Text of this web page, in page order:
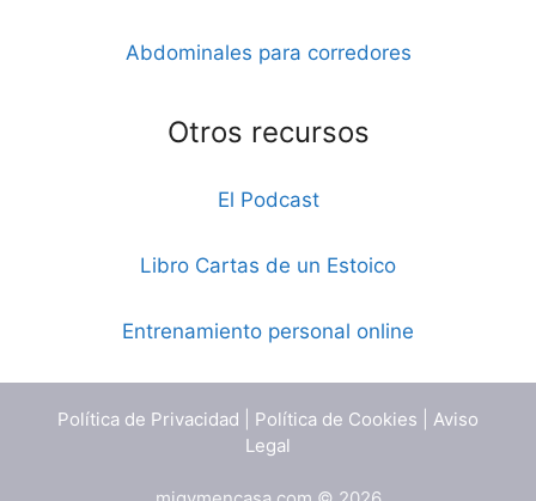
Abdominales para corredores
Otros recursos
El Podcast
Libro Cartas de un Estoico
Entrenamiento personal online
Política de Privacidad Política de Cookies
Aviso
Legal